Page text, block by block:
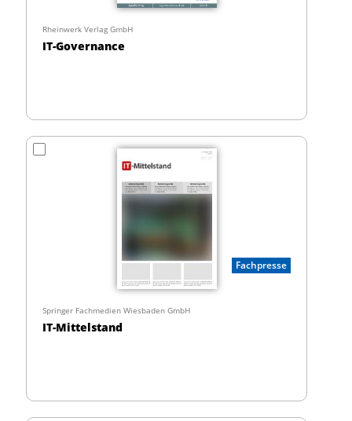
Rheinwerk Verlag GmbH
IT-Governance
Fachpresse
Springer Fachmedien Wiesbaden GmbH
IT-Mittelstand